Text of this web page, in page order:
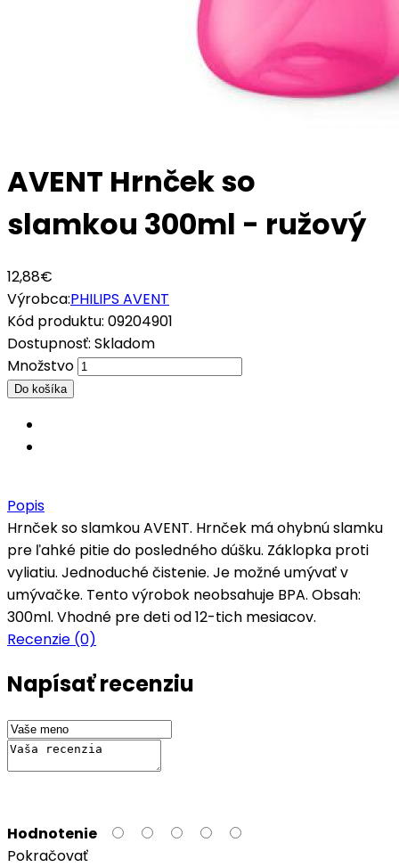
AVENT Hrnček so
slamkou 300ml - ružový
12,88€
Výrobca:PHILIPS AVENT
Kód produktu: 09204901
Dostupnosť: Skladom
Množstvo
Popis
Hrnček so slamkou AVENT. Hrnček má ohybnú slamku
pre ľahké pitie do posledného dúšku. Záklopka proti
vyliatiu. Jednoduché čistenie. Je možné umývať v
umývačke. Tento výrobok neobsahuje BPA. Obsah:
300ml. Vhodné pre deti od 12-tich mesiacov.
Recenzie (0)
Napísať recenziu
Hodnotenie
Pokračovať